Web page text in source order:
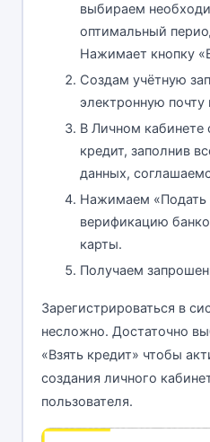
выбираем
оптимальный
Нажимает кнопку
Создам учётную
электронную
В Личном кабинете
кредит, заполнив
данных,
Нажимаем «Подать
верификацию
карты.
Получаем
Зарегистрироваться в
несложно. Достаточно
«Взять кредит» чтобы
создания личного
пользователя.